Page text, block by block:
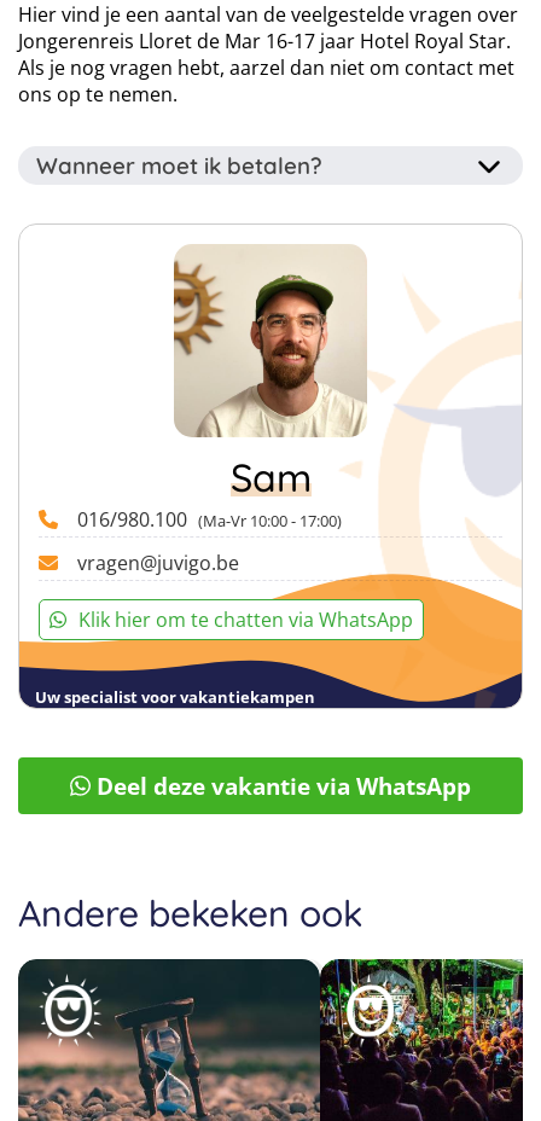
Hier vind je een aantal van de veelgestelde vragen over
Jongerenreis Lloret de Mar 16-17 jaar Hotel Royal Star.
Als je nog vragen hebt, aarzel dan niet om contact met
ons op te nemen.
Sam
016/980.100 (Ma-Vr 10:00 - 17:00)
vragen@juvigo.be
Klik hier om te chatten via WhatsApp
Uw specialist voor vakantiekampen
Wanneer moet ik betalen?
Het voorschot van 40% van het totaalbedrag dient
binnen drie dagen betaald te worden na het
reserveren van je reis. Je kan je voorschot betalen via je
online account dat je krijgt nadat wij jouw boeking
verwerkt hebben.
Het overige bedrag van 60% van het totaalbedrag
vragen we uiterlijk 56 dagen (8 weken) voor afreis te
Deel deze vakantie via WhatsApp
Andere bekeken ook